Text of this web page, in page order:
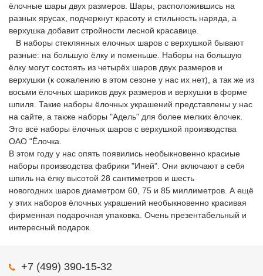
ёлочные шары двух размеров. Шары, расположившись на
разных ярусах, подчеркнут красоту и стильность наряда, а
верхушка добавит стройности лесной красавице.
В наборы стеклянных елочных шаров с верхушкой бывают
разные: на большую ёлку и поменьше. Наборы на большую
ёлку могут состоять из четырёх шаров двух размеров и
верхушки (к сожалению в этом сезоне у нас их нет), а так же из
восьми ёлочных шариков двух размеров и верхушки в форме
шпиля. Такие наборы ёлочных украшений представлены у нас
на сайте, а также наборы "Адель" для более мелких ёлочек.
Это всё наборы ёлочных шаров с верхушкой производства
ОАО "Ёлочка.
В этом году у нас опять появились необыкновенно красиые
наборы производства фабрики "Иней". Они включают в себя
шпиль на ёлку высотой 28 сантиметров и шесть
новогодних шаров диаметром 60, 75 и 85 миллиметров. А ещё
у этих наборов ёлочных украшений необыкновенно красивая
фирменная подарочная упаковка. Очень презентабельный и
интересный подарок.
+7 (499) 390-15-32